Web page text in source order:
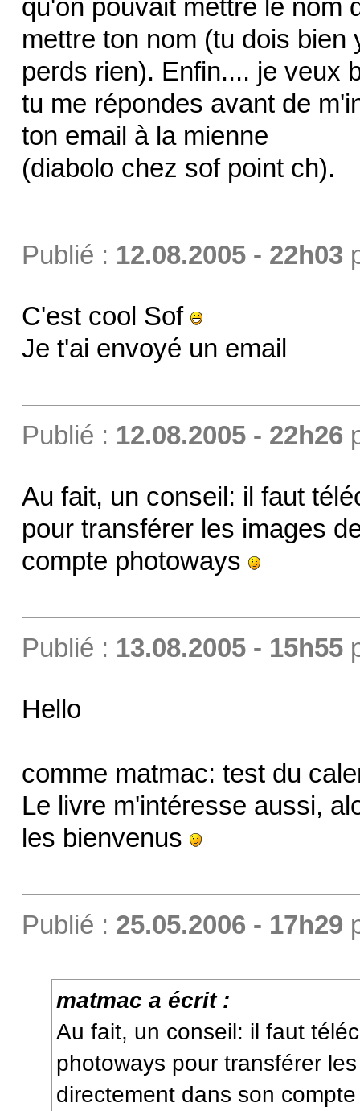
qu'on pouvait mettre le nom
mettre ton nom (tu dois
perds rien). Enfin.... je veux
tu me répondes avant de
ton email à la mienne
(diabolo chez sof point ch).
Publié : 12.08.2005 - 22h03
C'est cool Sof
Je t'ai envoyé un email
Publié : 12.08.2005 - 22h26
Au fait, un conseil: il faut
pour transférer les images
compte photoways
Publié : 13.08.2005 - 15h55
Hello
comme matmac: test du
Le livre m'intéresse aussi,
les bienvenus
Publié : 25.05.2006 - 17h29
matmac a écrit :
Au fait, un conseil: il faut
photoways pour transférer
directement dans son